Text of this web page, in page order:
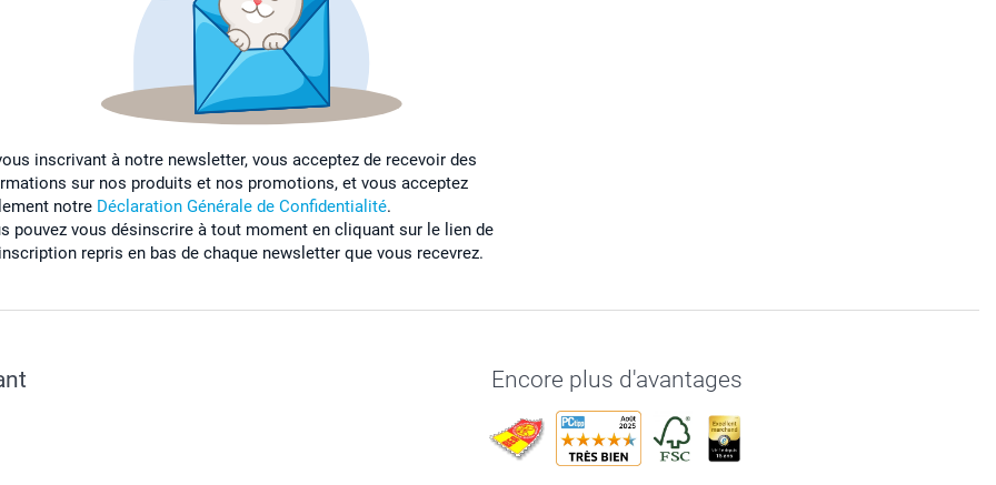
inscrivant à notre newsletter, vous acceptez de recevoir des
sur nos produits et nos promotions, et vous acceptez
notre Déclaration Générale de Confidentialité.
pouvez vous désinscrire à tout moment en cliquant sur le lien de
repris en bas de chaque newsletter que vous recevrez.
Encore plus d'avantages